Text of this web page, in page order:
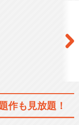
作も見放題！